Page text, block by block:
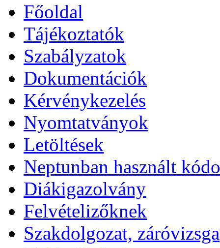
Főoldal
Tájékoztatók
Szabályzatok
Dokumentációk
Kérvénykezelés
Nyomtatványok
Letöltések
Neptunban használt
Diákigazolvány
Felvételizőknek
Szakdolgozat, záróvizsga